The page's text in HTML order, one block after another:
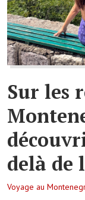
Sur les
delà de
Voyage au